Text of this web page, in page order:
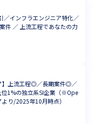
／インフラエンジニア特化／
件 ／ 上流工程であなたの力
】上流工程◎／長期案件◎／
1%の独立系SI企業（※Ope
り/2025年10月時点）